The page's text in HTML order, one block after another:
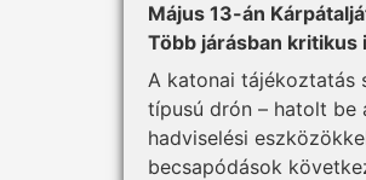
Május 13-án
Több járásban
A katonai tájékoztatás
típusú drón – hatolt be
hadviselési
becsapódások